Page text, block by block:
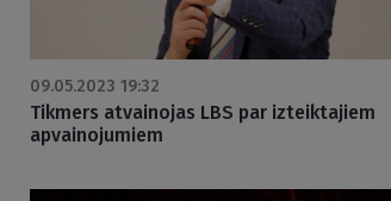
09.05.2023 19:32
Tikmers atvainojas LBS par izteiktajiem
apvainojumiem